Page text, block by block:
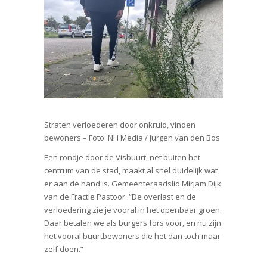
Straten verloederen door onkruid, vinden
bewoners – Foto: NH Media / Jurgen van den Bos
Een rondje door de Visbuurt, net buiten het
centrum van de stad, maakt al snel duidelijk wat
er aan de hand is. Gemeenteraadslid Mirjam Dijk
van de Fractie Pastoor: “De overlast en de
verloedering zie je vooral in het openbaar groen.
Daar betalen we als burgers fors voor, en nu zijn
het vooral buurtbewoners die het dan toch maar
zelf doen.”